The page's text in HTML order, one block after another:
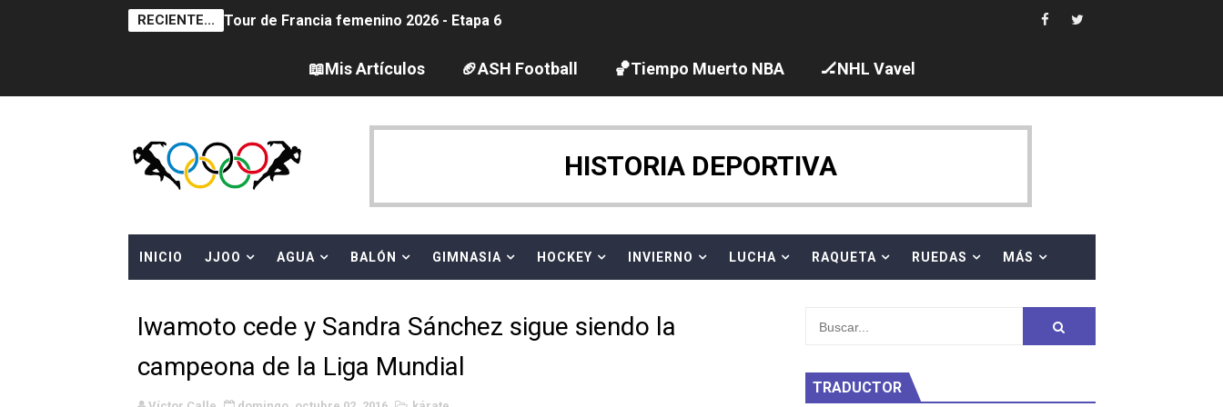
RECIENTE... Tour de Francia femenino 2026 - Etapa 6
Women's Pro Baseball League 2026
Campeonato de Europa en aguas abiertas 2026 (París, Francia) - Dobletes de Wellbrock y Taddeucci. Ángela Martínez 5ª en 10km
Campeonato de Europa de pentatlón moderno 2026 (Estambul, Turquía)
Campeonato de Europa de natación artística 2026 (París, Francia) - España domina junto al equipo neutral ruso, llevándose 8 medallas, seis para
Canadá Open 2026
📖Mis Artículos 🏈ASH Football 🏀Tiempo Muerto NBA 🏒NHL Vavel
HISTORIA DEPORTIVA
INICIO JJOO AGUA BALÓN GIMNASIA HOCKEY INVIERNO LUCHA RAQUETA RUEDAS MÁS
Iwamoto cede y Sandra Sánchez sigue siendo la
campeona de la Liga Mundial
TRADUCTOR